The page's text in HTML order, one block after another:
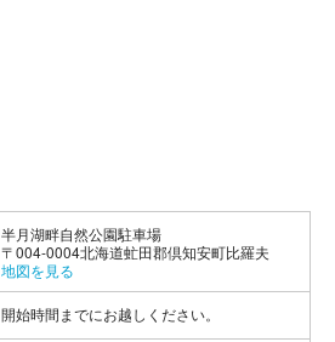
半月湖畔自然公園駐車場
〒004-0004北海道虻田郡倶知安町比羅夫
地図を見る
開始時間までにお越しください。